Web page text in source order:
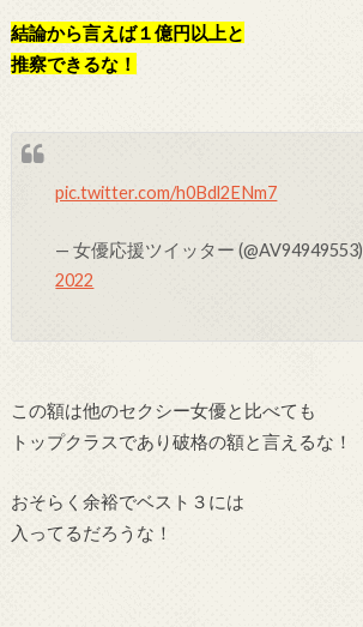
結論から言えば１億円以上と
推察できるな！
pic.twitter.com/h0Bdl2ENm7
— 女優応援ツイッター (@AV94949553)
2022
この額は他のセクシー女優と比べても
トップクラスであり破格の額と言えるな！
おそらく余裕でベスト３には
入ってるだろうな！